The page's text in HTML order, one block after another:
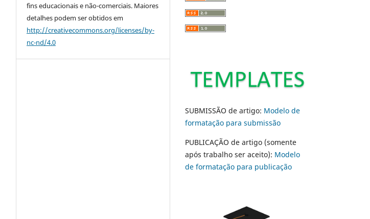
fins educacionais e não-comerciais. Maiores
detalhes podem ser obtidos em
http://creativecommons.org/licenses/by-
nc-nd/4.0
SUBMISSÃO de artigo: Modelo de
formatação para submissão
PUBLICAÇÃO de artigo (somente
após trabalho ser aceito): Modelo
de formatação para publicação